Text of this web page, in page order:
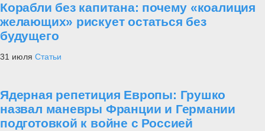
Корабли без капитана: почему «коалиция
желающих» рискует остаться без
будущего
31 июля Статьи
Ядерная репетиция Европы: Грушко
назвал маневры Франции и Германии
подготовкой к войне с Россией